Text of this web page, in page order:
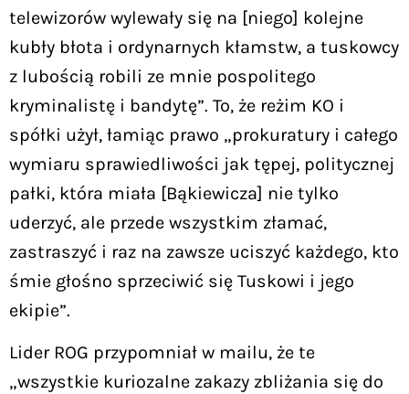
telewizorów wylewały się na [niego] kolejne
kubły błota i ordynarnych kłamstw, a tuskowcy
z lubością robili ze mnie pospolitego
kryminalistę i bandytę”. To, że reżim KO i
spółki użył, łamiąc prawo „prokuratury i całego
wymiaru sprawiedliwości jak tępej, politycznej
pałki, która miała [Bąkiewicza] nie tylko
uderzyć, ale przede wszystkim złamać,
zastraszyć i raz na zawsze uciszyć każdego, kto
śmie głośno sprzeciwić się Tuskowi i jego
ekipie”.
Lider ROG przypomniał w mailu, że te
„wszystkie kuriozalne zakazy zbliżania się do